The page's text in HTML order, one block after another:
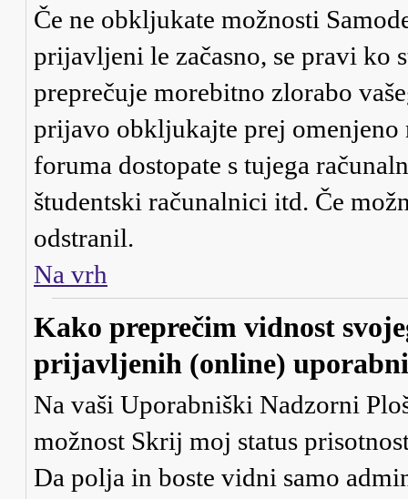
Če ne obkljukate možnosti
prijavljeni le začasno, se pravi ko
preprečuje morebitno zlorabo
prijavo obkljukajte prej omenjeno
foruma dostopate s tujega
študentski računalnici itd. Če
odstranil.
Na vrh
Kako preprečim vidnost
prijavljenih (online)
Na vaši Uporabniški Nadzorni
možnost Skrij moj status
Da polja in boste vidni samo